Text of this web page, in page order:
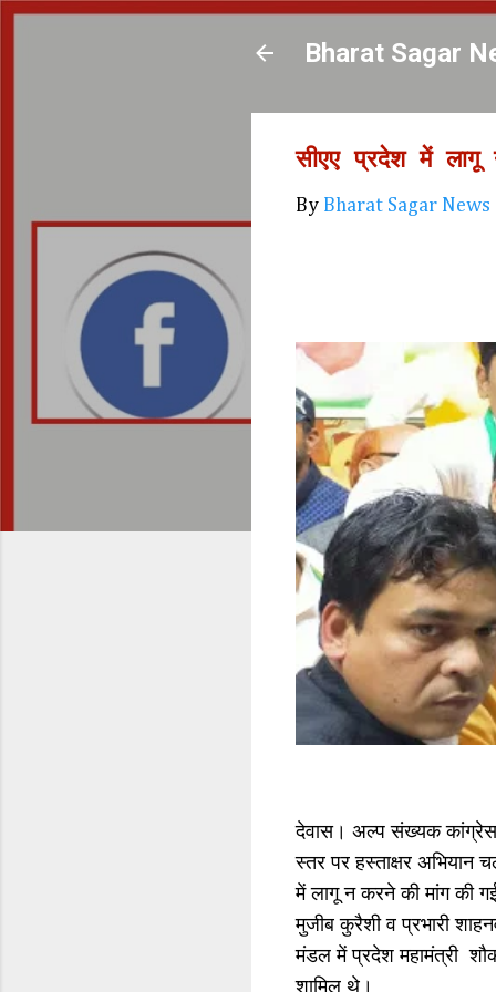
Bharat Sagar
सीएए प्रदेश में लागू
By Bharat Sagar News
देवास। अल्प संख्यक कांग्रेस
स्तर पर हस्ताक्षर अभियान
में लागू न करने की मांग की गई
मुजीब कुरैशी व प्रभारी
मंडल में प्रदेश महामंत्री
शामिल थे।